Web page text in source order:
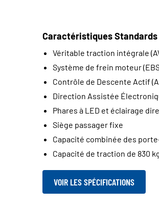
Caractéristiques Standards
Véritable traction intégrale
Système de frein moteur
Contrôle de Descente Actif
Direction Assistée
Phares à LED et éclairage
Siège passager fixe
Capacité combinée des
Capacité de traction de 830
VOIR LES SPÉCIFICATIONS